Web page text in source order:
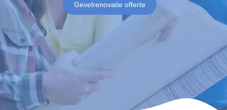
Gevelrenovatie offerte